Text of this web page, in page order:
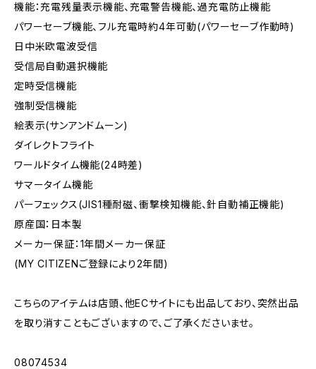
機能：充電残量表示機能、充電警告機能、過充電防止機能
パワーセーブ機能、フル充電時約4年可動(パワーセーブ作動時)
日中米欧電波受信
受信局自動選択機能
定時受信機能
強制受信機能
絵表示(サンアンドムーン)
ダイレクトフライト
ワールドタイム機能(24時差)
サマータイム機能
パーフェックス(JIS1種耐磁、衝撃検知機能、針自動補正機能)
原産国：日本製
メーカー保証：1年間メーカー保証
(MY CITIZENご登録により2年間)
こちらのアイテムは店頭、他ECサイトにも出品しており、突然出品
を取り消すこともございますので、ご了承くださいませ。
08074534